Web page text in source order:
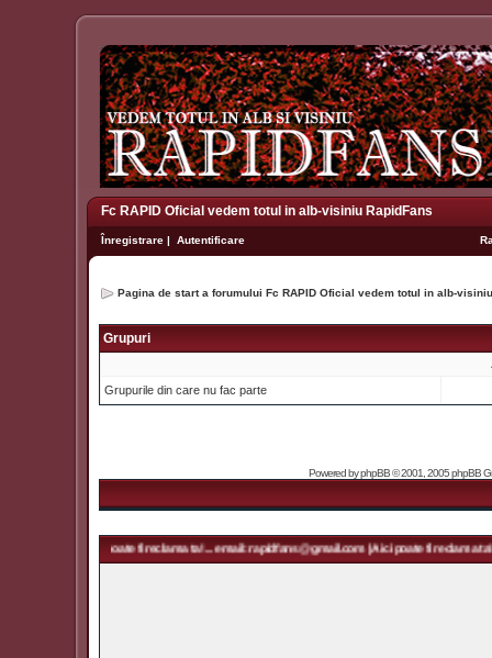
Fc RAPID Oficial vedem totul in alb-visiniu RapidFans
Înregistrare | Autentificare
Pagina de start a forumului Fc RAPID Oficial vedem totul in alb-
Grupuri
Grupurile din care nu fac parte
Powered byphpBB© 2001, 2005 phpBB
| Aici poate fi reclama ta! ... email: rapidfans@gmail.com | Aici poate fi reclama ta! ...